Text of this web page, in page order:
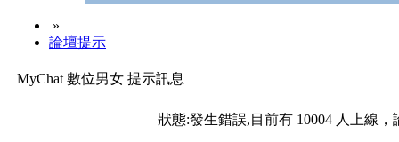
»
論壇提示
MyChat 數位男女 提示訊息
狀態:發生錯誤,目前有 10004 人上線